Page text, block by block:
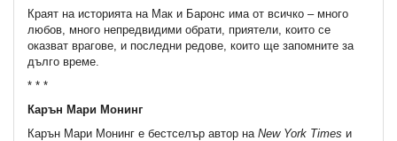
Краят на историята на Мак и Баронс има от всичко – много
любов, много непредвидими обрати, приятели, които се
оказват врагове, и последни редове, които ще запомните за
дълго време.
* * *
Карън Мари Монинг
Карън Мари Монинг е бестселър автор на New York Times и